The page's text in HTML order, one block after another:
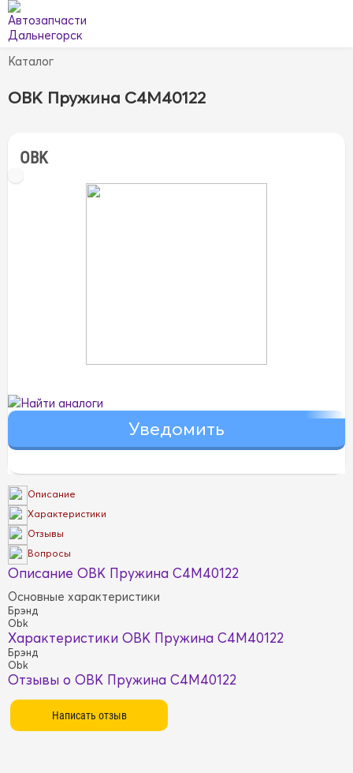
Каталог
OBK Пружина C4M40122
OBK
Найти аналоги
Описание
Характеристики
Отзывы
Вопросы
Описание OBK Пружина C4M40122
Основные характеристики
Брэнд
Obk
Характеристики OBK Пружина C4M40122
Брэнд
Obk
Отзывы о OBK Пружина C4M40122